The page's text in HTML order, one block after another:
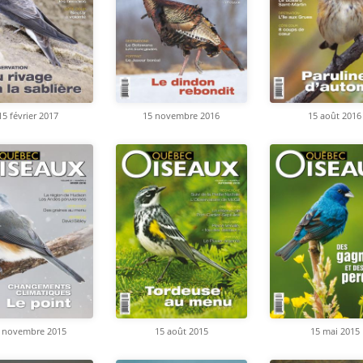
février 2017 15 novembre 2016 15 août 2016
novembre 2015 15 août 2015 15 mai 2015